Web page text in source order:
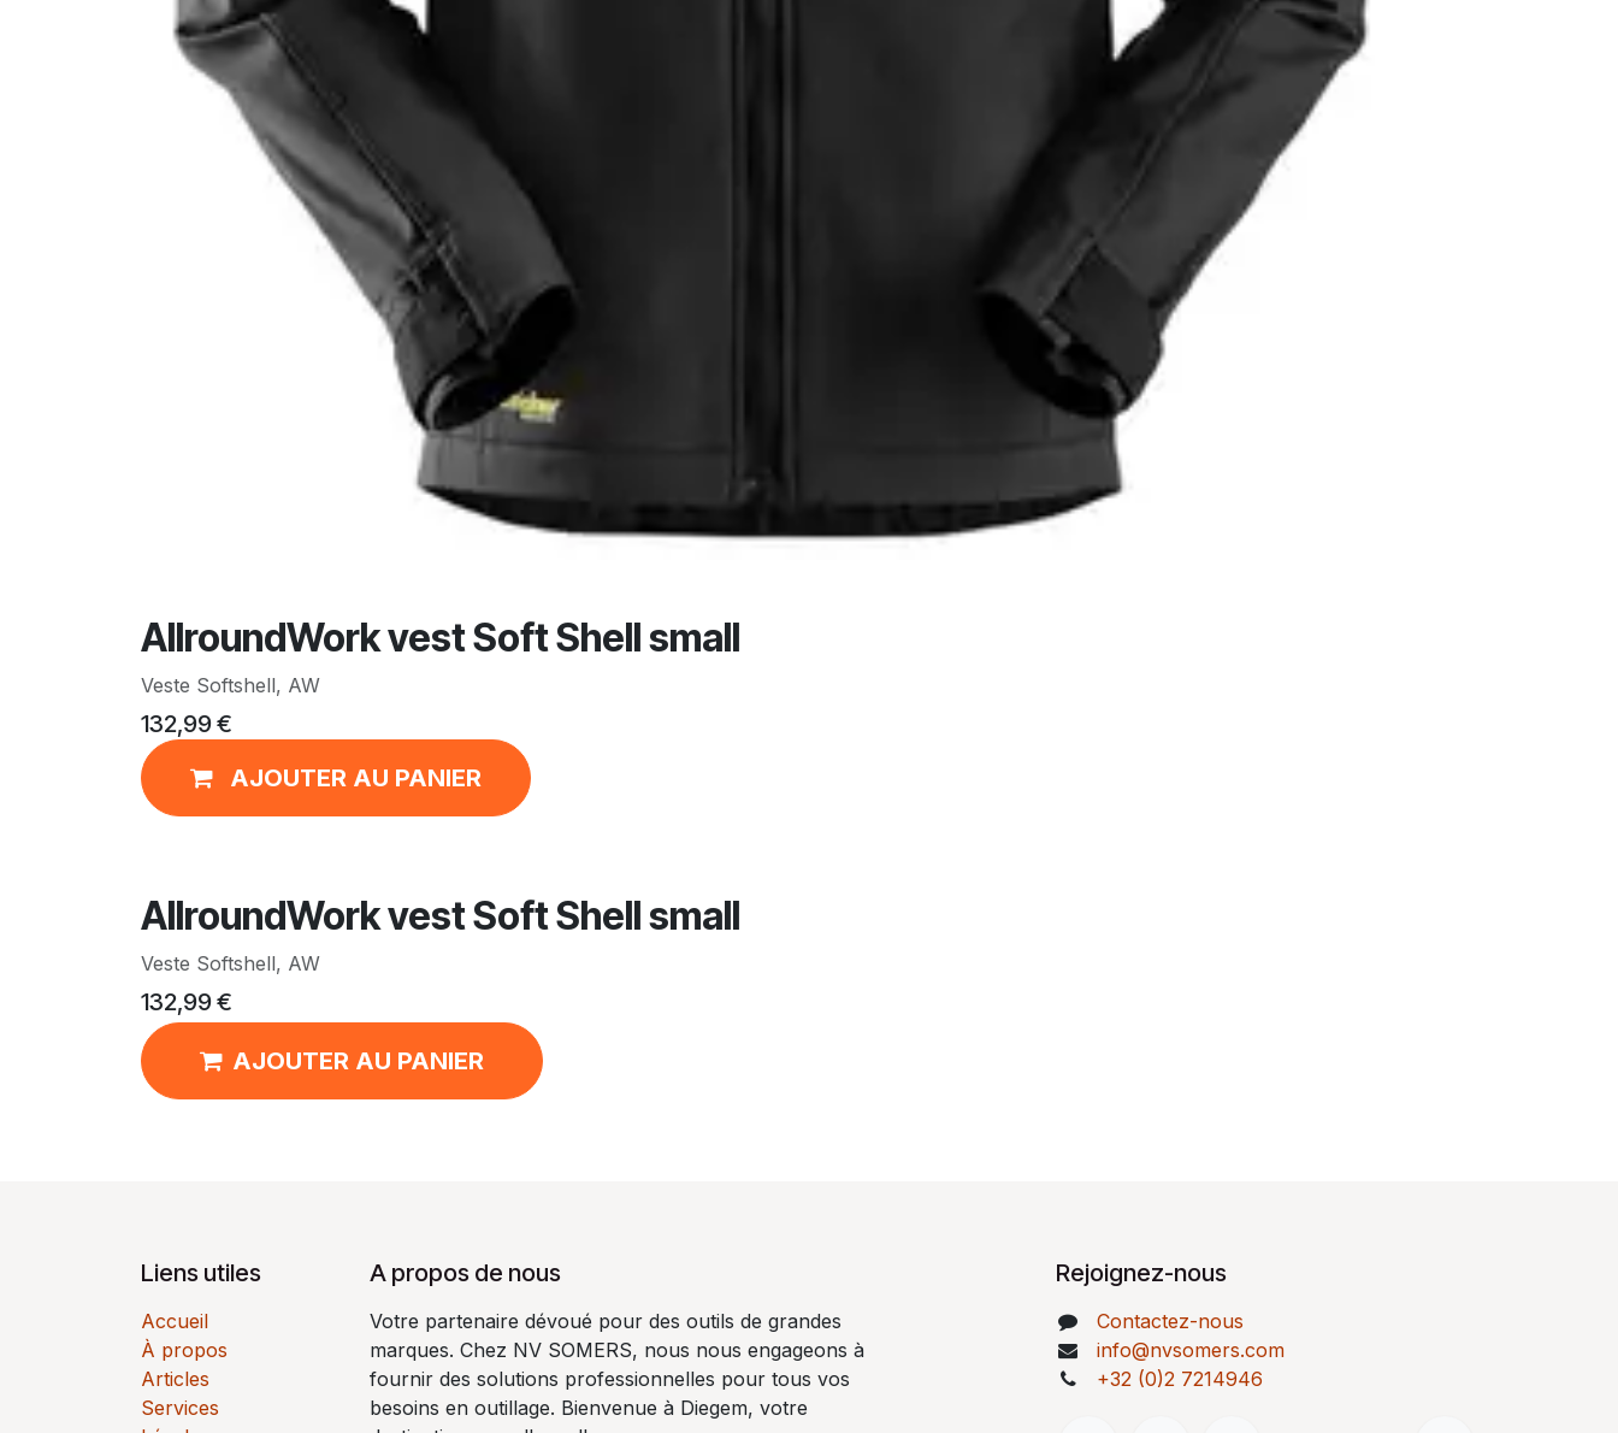
AllroundWork vest Soft Shell small
Veste Softshell, AW
132,99€
AJOUTER AU PANIER
AllroundWork vest Soft Shell small
Veste Softshell, AW
132,99€
AJOUTER AU PANIER
Liens utiles
Accueil
À propos
Articles
Services
A propos de nous
Votre partenaire dévoué pour des outils de grandes
marques. Chez NV SOMERS, nous nous engageons à
fournir des solutions professionnelles pour tous vos
besoins en outillage. Bienvenue à Diegem, votre
Rejoignez-nous
Contactez-nous
info@nvsomers.com
+32 (0)2 7214946